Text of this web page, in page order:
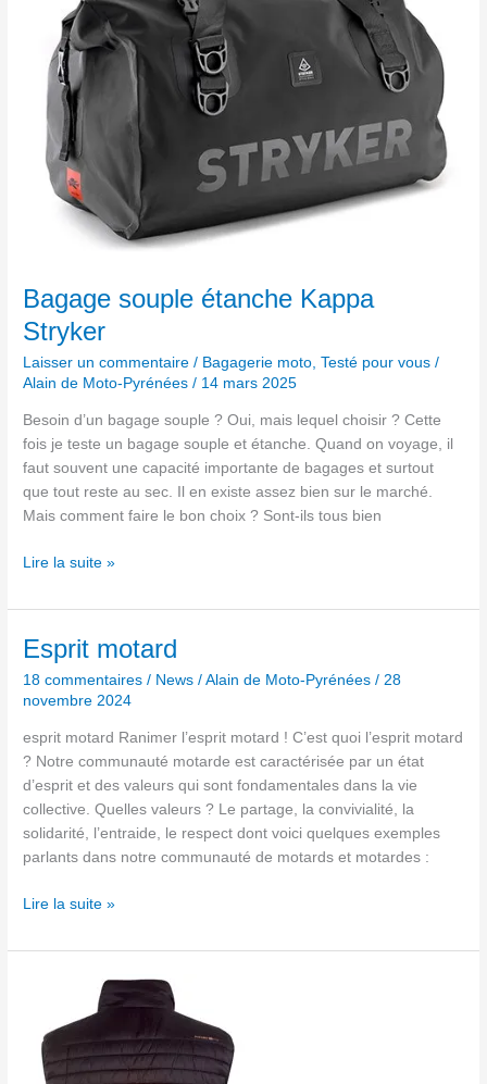
Bagage souple étanche Kappa
Stryker
Laisser un commentaire / Bagagerie moto,Testé pour vous /
Alain de Moto-Pyrénées/ 14 mars 2025
Besoin d’un bagage souple ? Oui, mais lequel choisir ? Cette
fois je teste un bagage souple et étanche. Quand on voyage, il
faut souvent une capacité importante de bagages et surtout
que tout reste au sec. Il en existe assez bien sur le marché.
Mais comment faire le bon choix ? Sont-ils tous bien
Stryker
Lire la suite »
Esprit motard
18 commentaires / News /Alain de Moto-Pyrénées/28
novembre 2024
esprit motard Ranimer l’esprit motard ! C’est quoi l’esprit motard
? Notre communauté motarde est caractérisée par un état
d’esprit et des valeurs qui sont fondamentales dans la vie
collective. Quelles valeurs ? Le partage, la convivialité, la
solidarité, l’entraide, le respect dont voici quelques exemples
parlants dans notre communauté de motards et motardes :
Esprit
motard
Lire la suite »
chaude
Therm-